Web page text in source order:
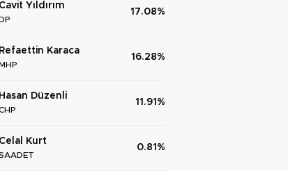
Cavit Yıldırım
17.08%
Refaettin Karaca
16.28%
Hasan Düzenli
11.91%
Celal Kurt
0.81%